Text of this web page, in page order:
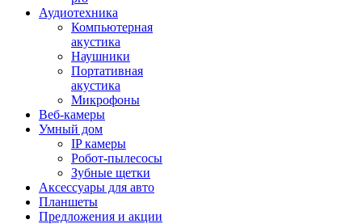
Аудиотехника
Компьютерная
акустика
Наушники
Портативная
акустика
Микрофоны
Веб-камеры
Умный дом
IP камеры
Робот-пылесосы
Зубные щетки
Аксессуары для авто
Планшеты
Предложения и акции